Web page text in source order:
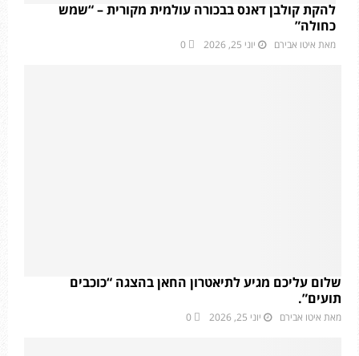
להקת קולבן דאנס בבכורה עולמית מקורית – “שמש
כחולה”
מאת איטו אבירם יוני 25, 2026 0
שלום עליכם מגיע לתיאטרון החאן בהצגה “כוכבים
תועים”.
מאת איטו אבירם יוני 25, 2026 0